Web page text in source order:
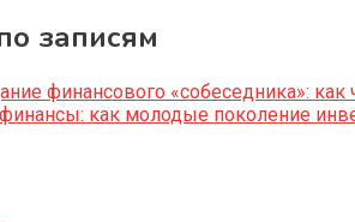
записям
финансового «собеседника»:
как молодые поколение